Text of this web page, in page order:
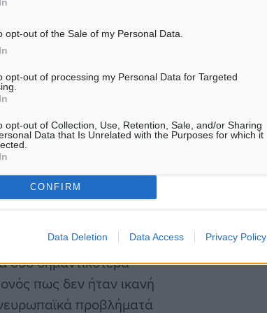
opt-out of the Sale of my Personal Data.
opt-out of processing my Personal Data for Targeted
opt-out of Collection, Use, Retention, Sale, and/or Sharing
Data that Is Unrelated with the Purposes for which it
CONFIRM
Data Deletion Data Access Privacy Policy
από μια
στα πιο αδύναμα μέλη
το βάρος
αδύναμων έχει
τείχος στο Αιγαίο-
αποτελεσματικά την
στα όρια της ΕΕ.
τον πιο αδύναμο
δεν καταφέρει να
δύο σημαντικότερα
πως δεν ήταν ικανή
προβλήματά